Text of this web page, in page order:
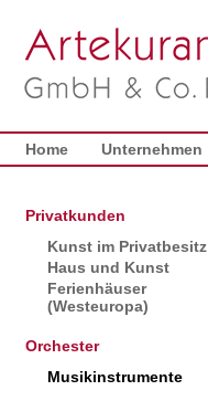
Home Unternehmen
Privatkunden
Kunst im Privatbesitz
Haus und Kunst
Ferienhäuser
(Westeuropa)
Orchester
Musikinstrumente